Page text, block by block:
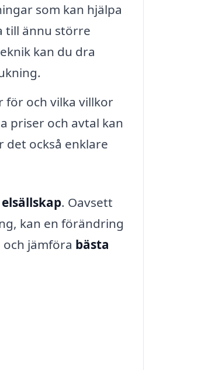
som kan hjälpa
till ännu större
kan du dra
för och vilka villkor
priser och avtal kan
också enklare
elsällskap. Oavsett
kan en förändring
jämföra bästa